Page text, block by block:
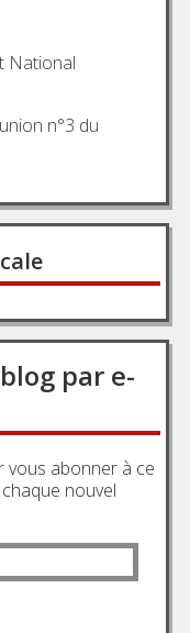
National
n°3 du
par e-
vous abonner à ce
nouvel